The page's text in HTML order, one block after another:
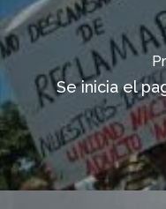
Se inicia el